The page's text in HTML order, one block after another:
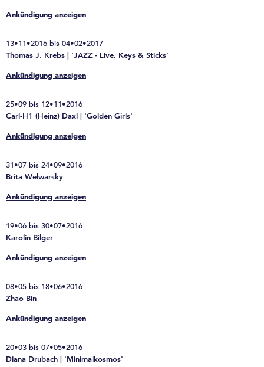
Ankündigung anzeigen
13•11•2016 bis 04•02•2017
Thomas J. Krebs | 'JAZZ - Live, Keys & Sticks'
Ankündigung anzeigen
25•09 bis 12•11•2016
Carl-H1 (Heinz) Daxl | 'Golden Girls'
Ankündigung anzeigen
31•07 bis 24•09•2016
Brita Welwarsky
Ankündigung anzeigen
19•06 bis 30•07•2016
Karolin Bilger
Ankündigung anzeigen
08•05 bis 18•06•2016
Zhao Bin
Ankündigung anzeigen
20•03 bis 07•05•2016
Diana Drubach | 'Minimalkosmos'